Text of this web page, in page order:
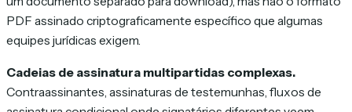
PDF assinado criptograficamente específico que algumas
equipes jurídicas exigem.
Cadeias de assinatura multipartidas complexas.
Contraassinantes, assinaturas de testemunhas, fluxos de